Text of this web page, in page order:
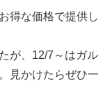
得な価格で提供し
が、12/7～はガル
見かけたらぜひ一